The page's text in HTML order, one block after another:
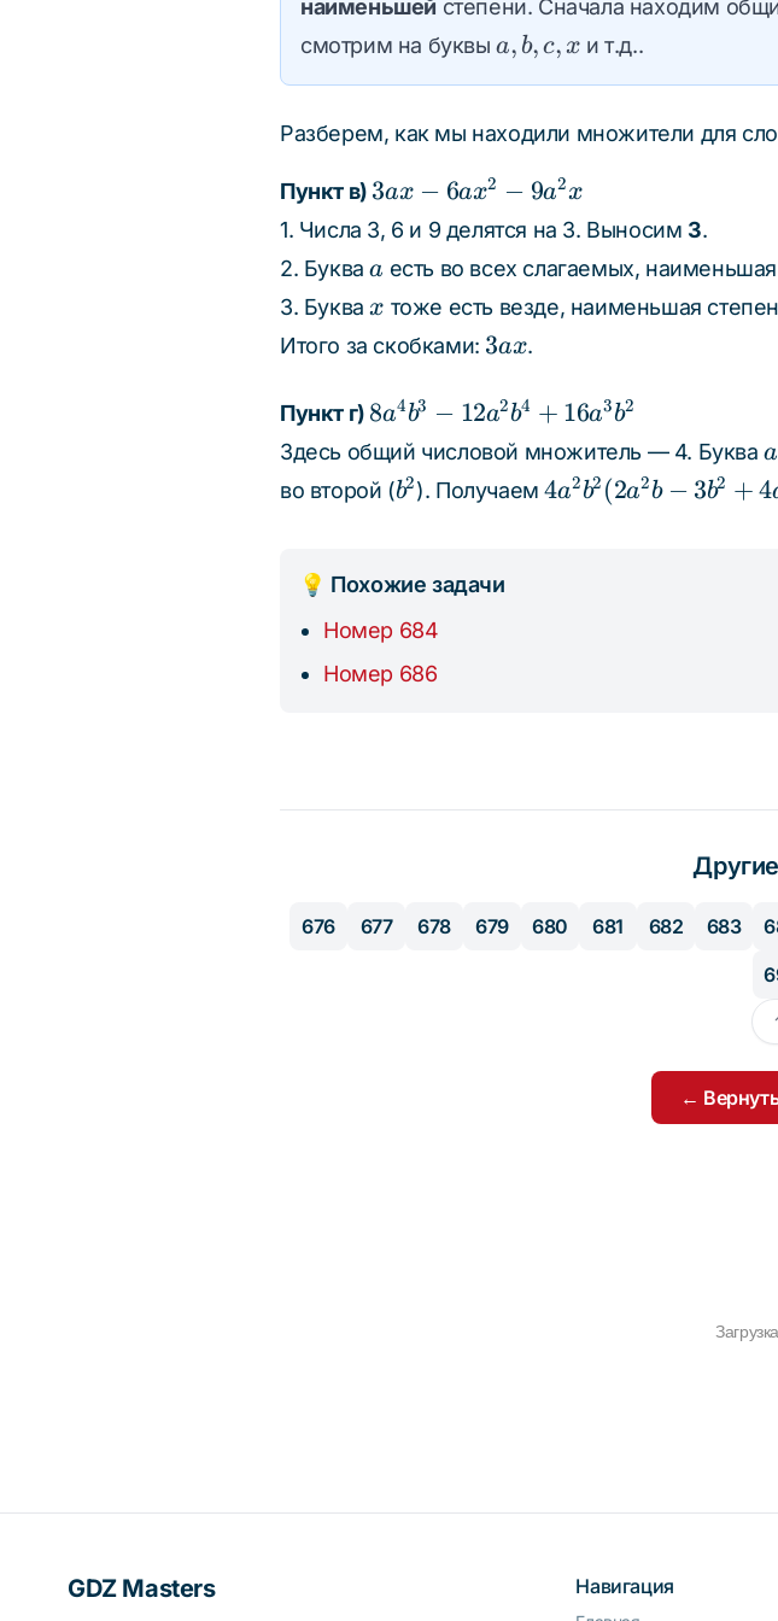
наименьшей степени. Сначала находим
смотрим на буквыa,
x
a, b,c,x и т.д..
Разберем, как мы находили множители для
Пункт в) 3ax -
6ax^2
9a^2x
3ax − 6ax2 − 9a2x
1. Числа 3, 6 и 9 делятся на 3. Выносим 3.
2. Букваa
a есть во всех слагаемых,
3. Букваx
x тоже есть везде, наименьшая
Итого за скобками: 3ax
3ax.
Пункт г) 8a^4b^3
-
12a^2b^4
+
8a4b3 − 12a2b4 + 16a3b2
Здесь общий числовой множитель — 4. Букваa
a
во второй (b^2
b2). Получаем4a^2b^2(2a^2b
4a2b2 (2a2b − 3b2 + 4
💡 Похожие задачи
Номер 684
Номер 686
676 677 678 679 680 681 682 683
←
GDZ Masters Навигация